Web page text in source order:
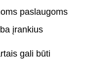
paslaugoms
įrankius
gali būti